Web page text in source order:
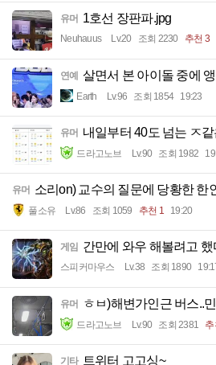
유머 1호선 장판파.jpg
Neuhauus Lv.20 조회 2230 추천 3
연예 살면서 본 아이돌 중에
Earth Lv.96 조회 1854 19:23
유머 내일부터 40도 넘는 ㅈ
드라고노브 Lv.90 조회 1982
유머 소리on) 교수의 질문에 당황한 한
풀소유 Lv.86 조회 1059 추천 1 19:20
게임 간만에 와우 해볼려고 했
스피커마우스 Lv.38 조회 1890
유머 ㅎㅂ)해변가인근 버스..
드라고노브 Lv.90 조회 2381 추
기타 트위터 고고싱~